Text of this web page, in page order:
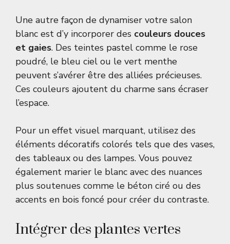
Une autre façon de dynamiser votre salon
blanc est d’y incorporer des couleurs douces
et gaies. Des teintes pastel comme le rose
poudré, le bleu ciel ou le vert menthe
peuvent s’avérer être des alliées précieuses.
Ces couleurs ajoutent du charme sans écraser
l’espace.
Pour un effet visuel marquant, utilisez des
éléments décoratifs colorés tels que des vases,
des tableaux ou des lampes. Vous pouvez
également marier le blanc avec des nuances
plus soutenues comme le béton ciré ou des
accents en bois foncé pour créer du contraste.
Intégrer des plantes vertes